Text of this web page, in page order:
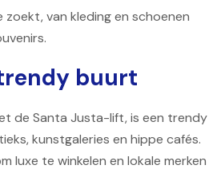
zoekt, van kleding en schoenen
buurt
de Santa Justa-lift, is een trendy
kunstgaleries en hippe cafés.
luxe te winkelen en lokale merken